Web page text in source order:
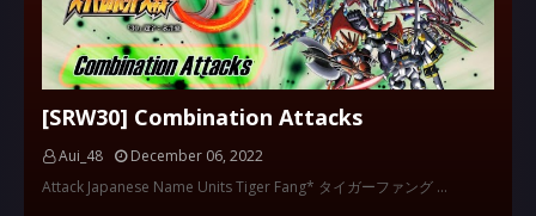
[SRW30] Combination Attacks
Aui_48
December 06, 2022
Attack Japanese Name Units Tiger Fang* タイガーファング …